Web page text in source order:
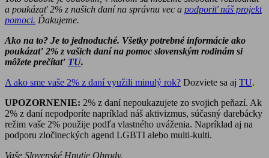
a poukázať 2% z našich daní na správnu vec a podporiť náš projekt
pomoci. Ďakujeme.
Ako na to? Je to jednoduché. Všetky potrebné informácie ako
poukázať 2% z vašich daní na pomoc slovenským rodinám si
môžete prečítať TU.
A ako sme vaše 2% z daní využili minulý rok? Dozviete sa aj TU.
UPOZORNENIE: 2% z daní nepoukazujete zo svojich peňazí. Ak
2% z daní nepodporíte napríklad náš aktivizmus, súčasný darebácky
režim vaše 2% použije podľa vlastného uváženia. Napríklad aj na
podporu zločineckých agend LGBTI alebo multi-kulti.
Vaše Slovenské Hnutie Obrody.